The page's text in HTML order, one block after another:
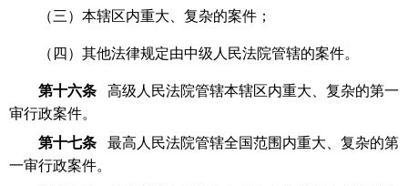
（三）本辖区内重大、复杂的案件；
（四）其他法律规定由中级人民法院管辖的案件。
第十六条
高级人民法院管辖本辖区内重大、复杂的第一
审行政案件。
第十七条
最高人民法院管辖全国范围内重大、复杂的第
一审行政案件。